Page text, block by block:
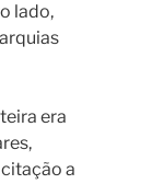
lado,
era
a